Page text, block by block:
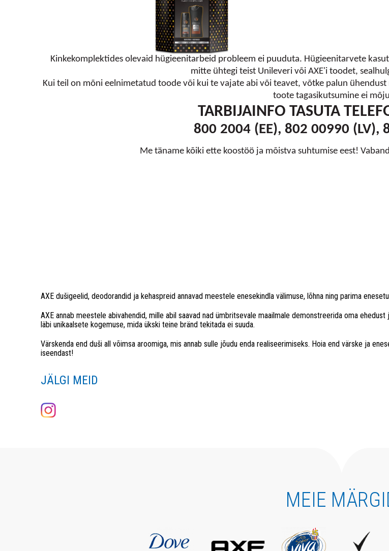
Kinkekomplektides olevaid hügieenitarbeid probleem ei puuduta. Hügieenitarvete
mitte ühtegi teist Unileveri või AXE'i toodet,
Kui teil on mõni eelnimetatud toode või kui te vajate abi või teavet, võtke palun
toote tagasikutsumine ei
TARBIJAINFO TASUTA
800 2004 (EE), 802 00990 (LV),
Me täname kõiki ette koostöö ja mõistva suhtumise eest!
AXE dušigeelid, deodorandid ja kehaspreid annavad meestele enesekindla välimuse, lõhna ning parima
AXE annab meestele abivahendid, mille abil saavad nad ümbritsevale maailmale demonstreerida oma
läbi unikaalsete kogemuse, mida ükski teine bränd tekitada ei suuda.
Värskenda end duši all võimsa aroomiga, mis annab sulle jõudu enda realiseerimiseks. Hoia end värske ja
iseendast!
JÄLGI MEID
MEIE